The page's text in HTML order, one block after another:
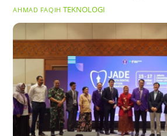
AHMAD FAQIH TEKNOLOGI